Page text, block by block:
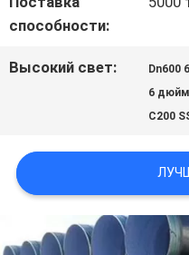
КАРТА
ПОЛИТИКА
способности:
Высокий свет: Dn600
6
C200